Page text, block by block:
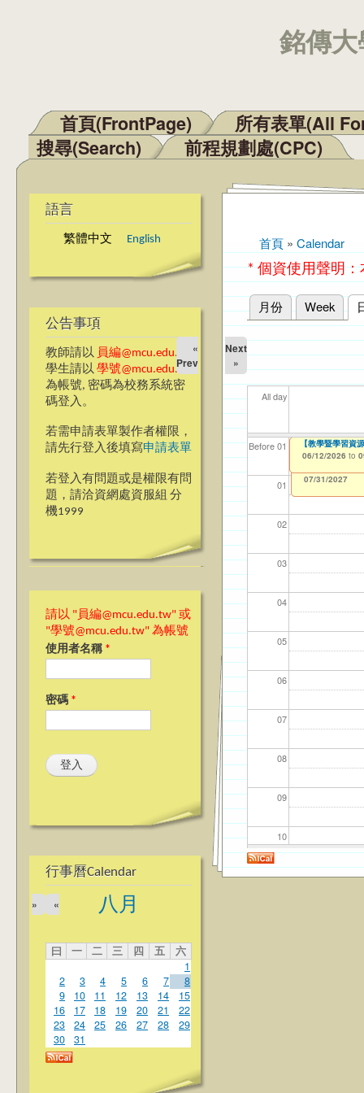
銘傳
主選單
首頁(FrontPage)
所有表單(All
搜尋(Search)
前程規劃處(CPC)
語言
繁體中文 English
公告事項
教師請以 員編@mcu.edu.tw
學生請以 學號@mcu.edu.tw
為帳號, 密碼為校務系統密
碼登入。
若需申請表單製作者權限，
請先行登入後填寫申請表單
若登入有問題或是權限有問
題，請洽資網處資服組 分
機1999
請以 "員編@mcu.edu.tw" 或
"學號@mcu.edu.tw" 為帳號
使用者名稱 *
密碼 *
行事曆Calendar
八月
«
»
曰 一 二 三 四 五
六
1
2
3 4 5 6 7
8
9
10 11 12 13 14
15
16
17 18 19 20 21
22
23
24 25 26 27 28
29
30
31
您在這裡
首頁 » Calendar
* 個資使用聲明
主要索引標籤
月份 Week
«
Prev
Next
»
All day
Before 01
01
02
03
04
05
06
07
08
09
10
11
【資網處】
整合系統～表單
12/31/2027
【財務處】工讀
11/12/2021 to
【財務處】漏打
錄
07/31/2027
114
04/
114
02/
【學
07/
教務
11/
商品
11/
【教學暨學習資
06/12/2026 to
【教學暨學習資
06/12/2026 to